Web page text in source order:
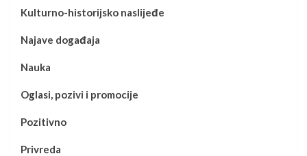
Kulturno-historijsko naslijeđe
Najave događaja
Nauka
Oglasi, pozivi i promocije
Pozitivno
Privreda